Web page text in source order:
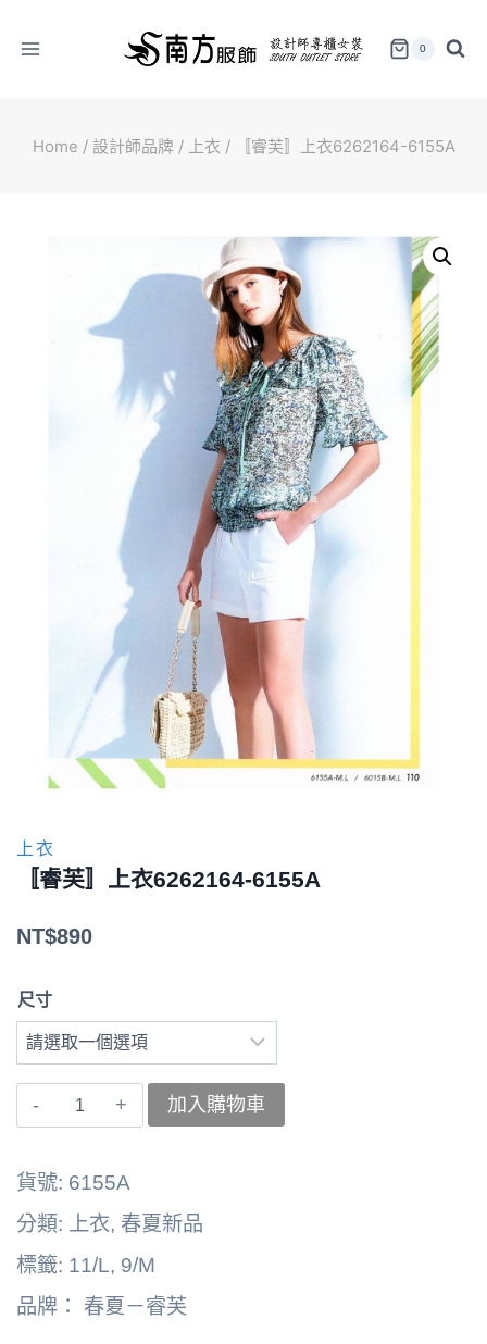
0
Home / 設計師品牌 / 上衣 / 〚睿芙〛上衣6262164-6155A
上衣
〚睿芙〛上衣6262164-6155A
NT$890
尺寸
〚睿
6262164-
6155A
數
加入購物車
貨號: 6155A
分類:
上衣, 春夏新品
標籤: 11/L, 9/M
品牌： 春夏－睿芙